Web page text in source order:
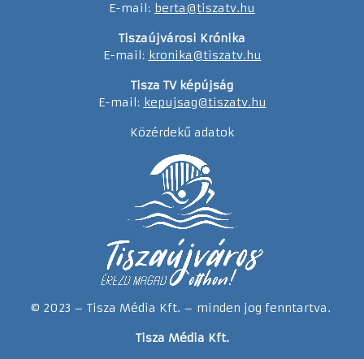
E-mail: berta@tiszatv.hu
Tiszaújvárosi Krónika
E-mail: kronika@tiszatv.hu
Tisza TV képújság
E-mail: kepujsag@tiszatv.hu
Közérdekű adatok
© 2023 – Tisza Média Kft. – minden jog fenntartva.
Tisza Média Kft.